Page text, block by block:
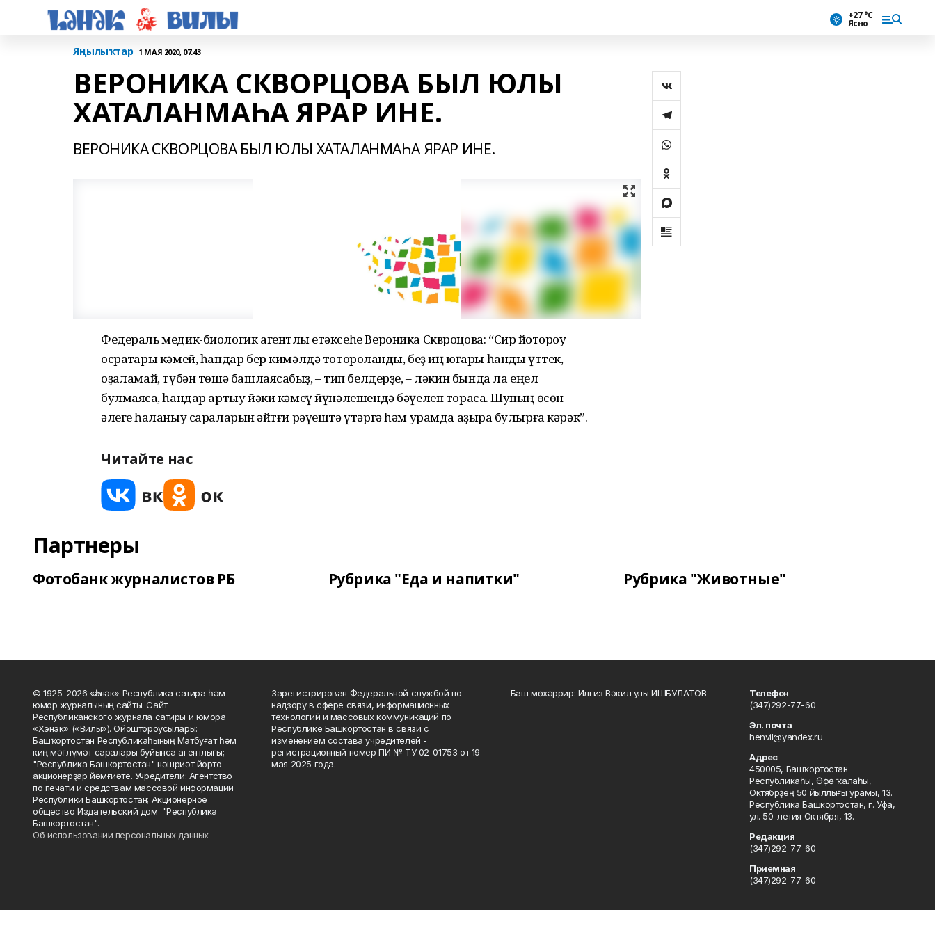
+27 °С
Ясно
Яңылыҡтар 1 МАЯ 2020, 07:43
ВЕРОНИКА СКВОРЦОВА БЫЛ ЮЛЫ
ХАТАЛАНМАҺА ЯРАР ИНЕ.
ВЕРОНИКА СКВОРЦОВА БЫЛ ЮЛЫ ХАТАЛАНМАҺА ЯРАР ИНЕ.
Федераль медик-биологик агентлыҡ етәксеһе Вероника Сквроцова: “Сир йоҡтороу
осраҡтары кәмей, һандар бер кимәлдә тотороҡланды, беҙ иң юғары һанды үттек,
оҙаҡламай, түбән төшә башлаясаҡбыҙ, – тип белдерҙе, – ләкин бында ла еңел
булмаясаҡ, һандар артыу йәки кәмеү йүнәлешендә бәүелеп торасаҡ. Шуның өсөн
әлеге һаҡланыу сараларын ҡәйтғи рәүештә үтәргә һәм урамда аҙыраҡ булырға кәрәк”.
Читайте нас
Партнеры
Фотобанк журналистов РБ Рубрика "Еда и напитки" Рубрика "Животные"
© 1925-2026 «Һәнәк» Республика сатира һәм
юмор журналының сайты. Сайт
Республиканского журнала сатиры и юмора
«Хэнэк» («Вилы»). Ойоштороусылары:
Башҡортостан Республикаһының Матбуғат һәм
киң мәғлүмәт саралары буйынса агентлығы;
"Республика Башкортостан" нәшриәт йорто
акционерҙар йәмғиәте. Учредители: Агентство
по печати и средствам массовой информации
Республики Башкортостан; Акционерное
общество Издательский дом "Республика
Башкортостан".
Об использовании персональных данных
Зарегистрирован Федеральной службой по
надзору в сфере связи, информационных
технологий и массовых коммуникаций по
Республике Башкортостан в связи с
изменением состава учредителей -
регистрационный номер ПИ № ТУ 02-01753 от 19
мая 2025 года.
Баш мөхәррир: Илгиз Вәкил улы ИШБУЛАТОВ
Телефон
(347)292-77-60
Эл. почта
henvil@yandex.ru
Адрес
450005, Башҡортостан
Республикаһы, Өфө ҡалаһы,
Октябрҙең 50 йыллығы урамы, 13.
Республика Башкортостан, г. Уфа,
ул. 50-летия Октября, 13.
Редакция
(347)292-77-60
Приемная
(347)292-77-60